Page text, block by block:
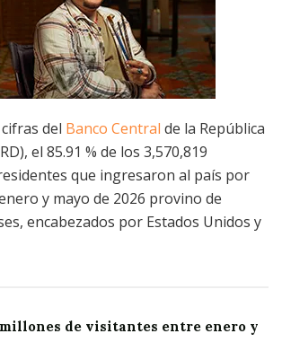
del Banco Central de la República
el 85.91 % de los 3,570,819
que ingresaron al país por
y mayo de 2026 provino de
encabezados por Estados Unidos y
millones de visitantes entre enero y